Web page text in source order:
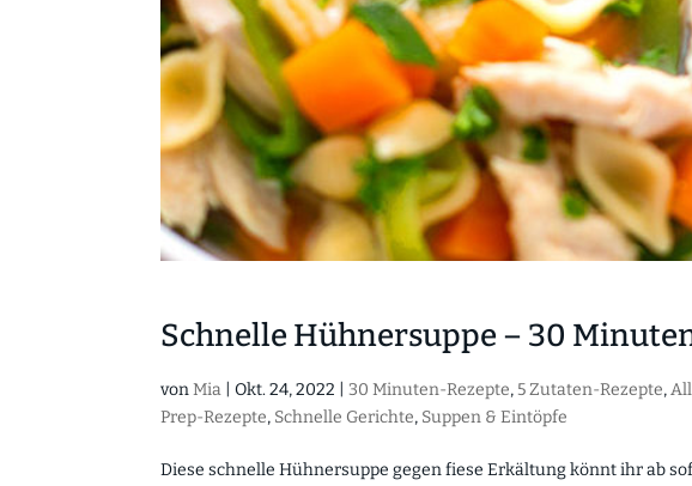
Schnelle Hühnersuppe – 30
vonMia |Okt. 24, 2022 |30 Minuten-Rezepte, 5 Zutaten-Rezepte,
Prep-Rezepte, Schnelle Gerichte, Suppen & Eintöpfe
Diese schnelle Hühnersuppe gegen fiese Erkältung könnt ihr ab